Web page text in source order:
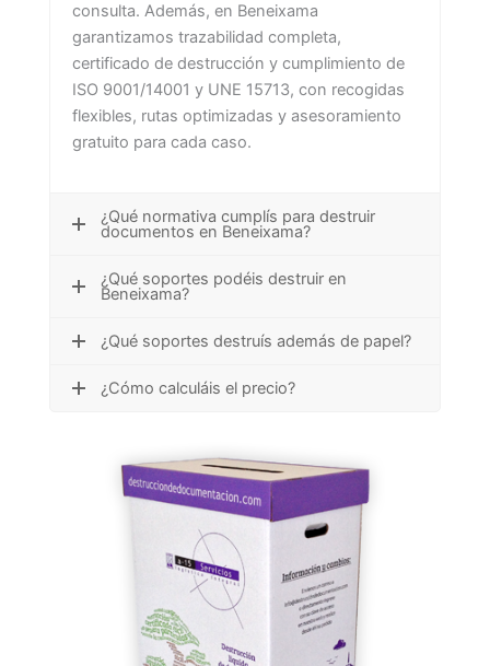
consulta. Además, en Beneixama
garantizamos trazabilidad completa,
certificado de destrucción y cumplimiento de
ISO 9001/14001 y UNE 15713, con recogidas
flexibles, rutas optimizadas y asesoramiento
gratuito para cada caso.
¿Qué normativa cumplís para destruir
documentos en Beneixama?
¿Qué soportes podéis destruir en
Beneixama?
¿Qué soportes destruís además de papel?
¿Cómo calculáis el precio?